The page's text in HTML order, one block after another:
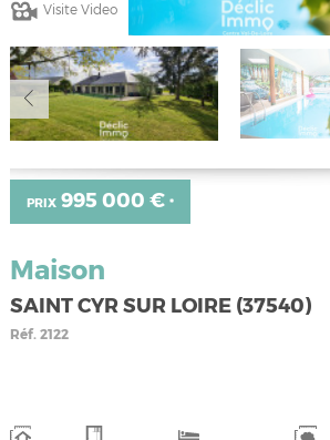
Visite Video
PRIX995 000 € *
Maison
SAINT CYR SUR LOIRE (37540)
Réf.2122